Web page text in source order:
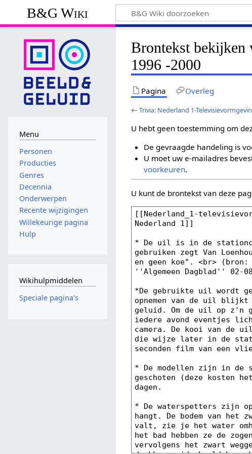
B&G Wiki
Brontekst bekijken
1996 -2000
Pagina Overleg
←Trivia: Nederland 1-
U hebt geen toestemming om
De gevraagde handeling is
U moet uw e-mailadres
voorkeuren.
U kunt de brontekst van deze
Menu
Personen
Producties
Genres
Decennia
Onderwerpen
Recente wijzigingen
Willekeurige pagina
Hulp
Wikihulpmiddelen
Speciale pagina's